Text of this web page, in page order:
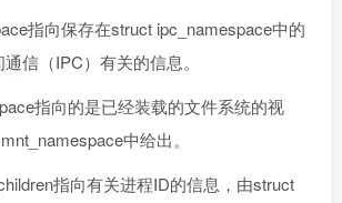
指向保存在struct ipc_namespace中的
信（IPC）有关的信息。
指向的是已经装载的文件系统的视
中给出。
指向有关进程ID的信息，由struct